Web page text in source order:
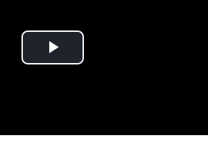
Play Video